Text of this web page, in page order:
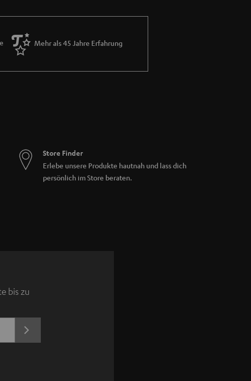
Mehr als 45 Jahre Erfahrung
Store Finder
Erlebe unsere Produkte hautnah und lass dich
persönlich im Store beraten.
bis zu
JETZT
ANMELDEN